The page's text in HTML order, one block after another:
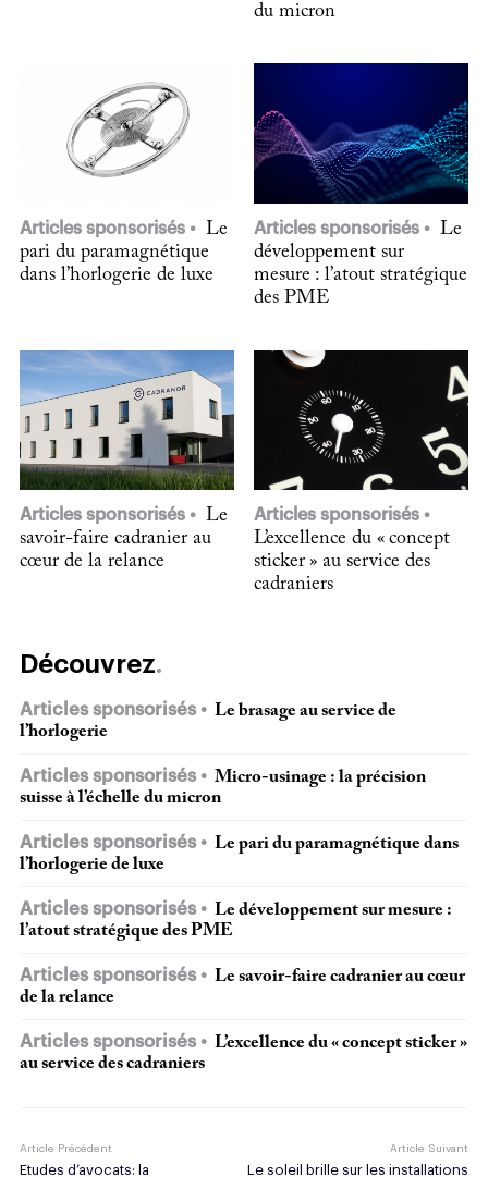
du micron
Articles sponsorisés
Le
pari du paramagnétique
dans l’horlogerie de luxe
Articles sponsorisés
Le
développement sur
mesure : l’atout stratégique
des PME
Articles sponsorisés
Le
savoir-faire cadranier au
cœur de la relance
Articles sponsorisés
L’excellence du « concept
sticker » au service des
cadraniers
Découvrez
Articles sponsorisés
Le brasage au service de
l’horlogerie
Articles sponsorisés
Micro-usinage : la précision
suisse à l’échelle du micron
Articles sponsorisés
Le pari du paramagnétique dans
l’horlogerie de luxe
Articles sponsorisés
Le développement sur mesure :
l’atout stratégique des PME
Articles sponsorisés
Le savoir-faire cadranier au cœur
de la relance
Articles sponsorisés
L’excellence du « concept sticker »
au service des cadraniers
Article Précédent
Etudes d’avocats: la
Article Suivant
Le soleil brille sur les installations